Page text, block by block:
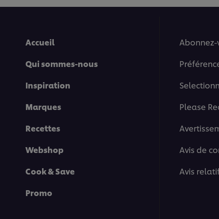
Accueil
Qui sommes-nous
Inspiration
Marques
Recettes
Webshop
Cook & Save
Promo
Abonnez-
Please
Avis de
Avis